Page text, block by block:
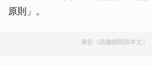
原則」。
廣告（請繼續閱讀本文）